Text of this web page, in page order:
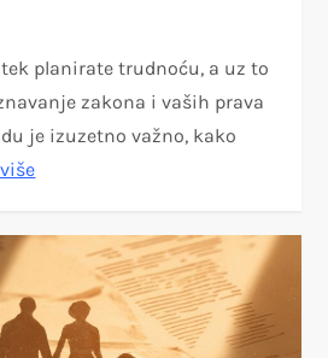
planirate trudnoću, a uz to
zakona i vaših prava
je izuzetno važno, kako